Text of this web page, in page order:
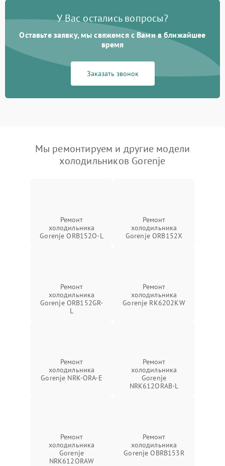
У Вас остались вопросы?
Оставьте заявку, мы свяжемся с Вами в ближайшее
время
Заказать звонок
Мы ремонтируем и другие модели
холодильников Gorenje
Ремонт
холодильника
Gorenje ORB152O-L
Ремонт
холодильника
Gorenje ORB152X
Ремонт
холодильника
Gorenje ORB152GR-
L
Ремонт
холодильника
Gorenje RK6202KW
Ремонт
холодильника
Gorenje NRK-ORA-E
Ремонт
холодильника
Gorenje
NRK612ORAB-L
Ремонт
холодильника
Gorenje
NRK612ORAW
Ремонт
холодильника
Gorenje OBRB153R